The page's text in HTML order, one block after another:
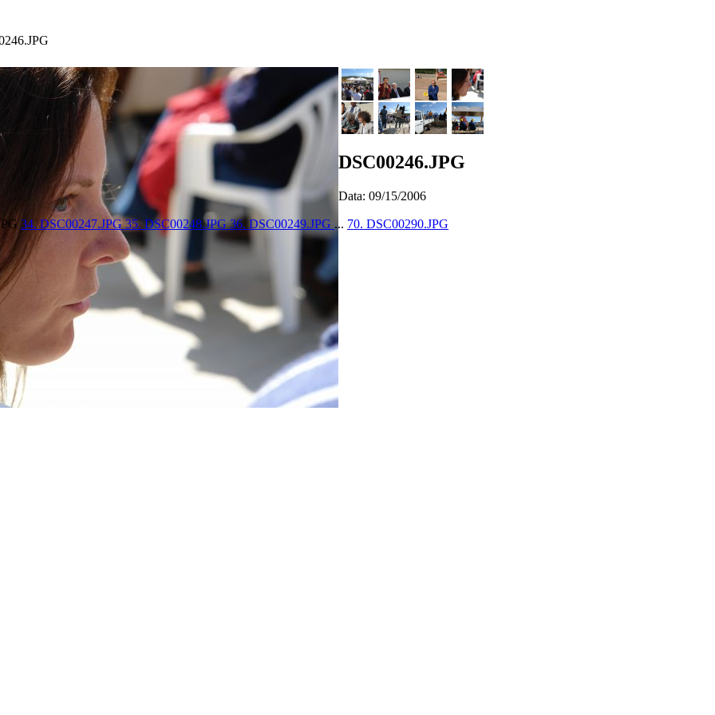
DSC00246.JPG
Data: 09/15/2006
34. DSC00247.JPG35. DSC00248.JPG36. DSC00249.JPG ... 70. DSC00290.JPG